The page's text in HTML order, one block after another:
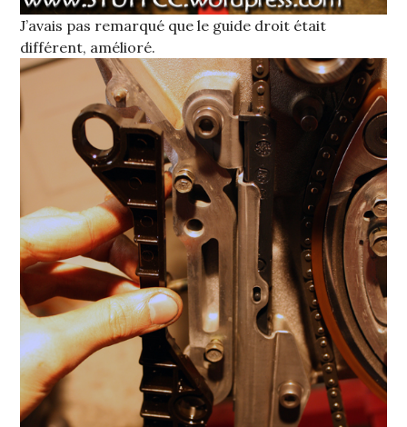
J’avais pas remarqué que le guide droit était
différent, amélioré.